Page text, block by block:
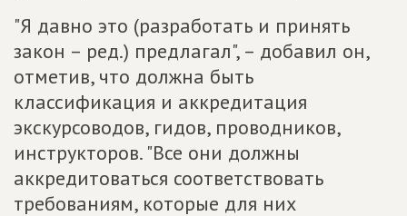
"Я давно это (разработать и принять
закон – ред.) предлагал", – добавил он,
отметив, что должна быть
классификация и аккредитация
экскурсоводов, гидов, проводников,
инструкторов. "Все они должны
аккредитоваться соответствовать
требованиям, которые для них